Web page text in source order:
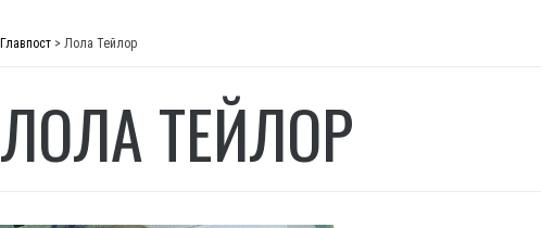
Главпост > Лола Тейлор
ЛОЛА ТЕЙЛОР